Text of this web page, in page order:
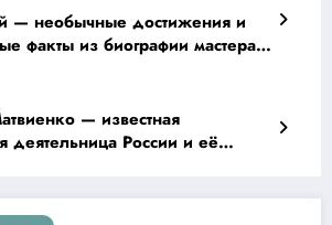
— необычные достижения и
факты из биографии мастера
— известная
деятельница России и её